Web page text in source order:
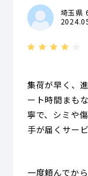
埼玉県
集荷が早く、
ート時間まも
寧で、シミや
手が届くサー
一度頼んでか